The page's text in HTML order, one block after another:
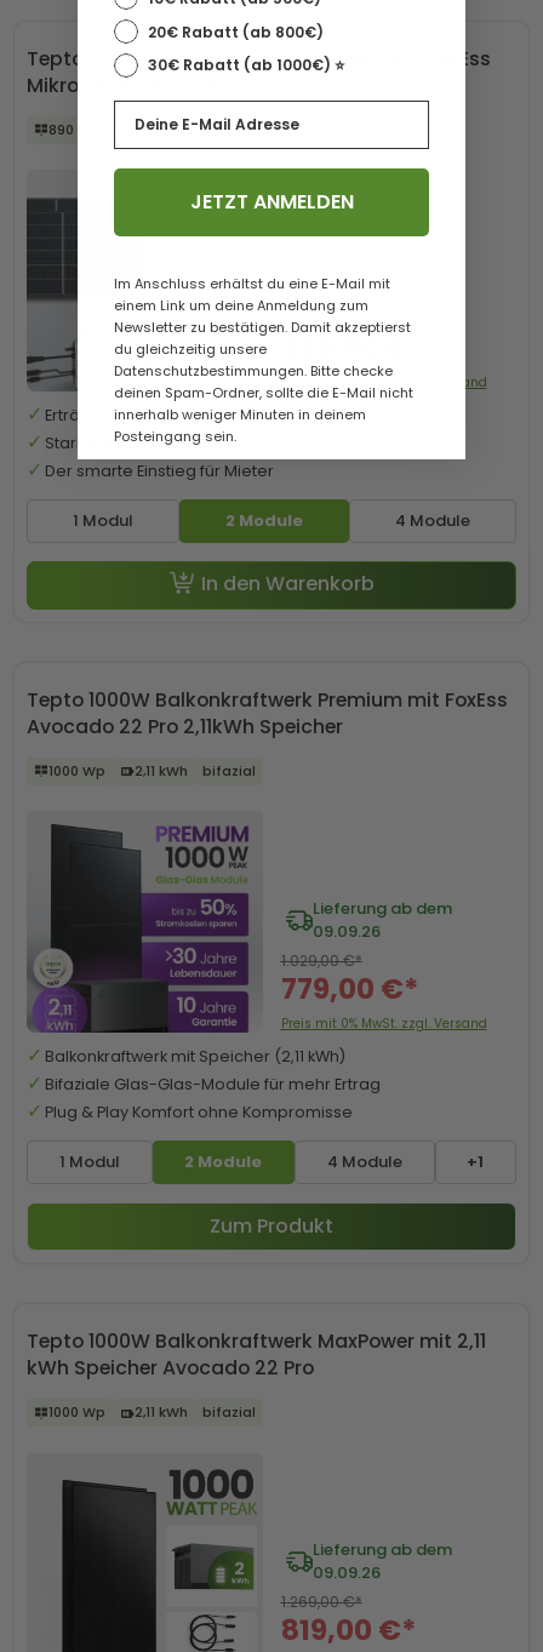
Tepto 930Wp Balkonkraftwerk Smart mit FoxEss
Mikrowechselrichter
890 Wp bifazial
1 Modul 2 Module 4 Module
Lieferzeit1-6 Werktage
349,00 €*
Preis mit 0% MwSt. zzgl. Versand
Erträge in Echtzeit sehen
Stark bei jedem Wetter
Der smarte Einstieg für Mieter
In den Warenkorb
Tepto 1000W Balkonkraftwerk Premium mit FoxEss
Avocado 22 Pro 2,11kWh Speicher
1000 Wp 2,11 kWh bifazial
1 Modul 2 Module 4 Module +1
Lieferung ab dem
09.09.26
779,00 €*
1.029,00 €*
Preis mit 0% MwSt. zzgl. Versand
Balkonkraftwerk mit Speicher (2,11 kWh)
Bifaziale Glas-Glas-Module für mehr Ertrag
Plug & Play Komfort ohne Kompromisse
Zum Produkt
Tepto 1000W Balkonkraftwerk MaxPower mit 2,11
kWh Speicher Avocado 22 Pro
1000 Wp 2,11 kWh bifazial
Lieferung ab dem
09.09.26
819,00 €*
1.269,00 €*
20€ Rabatt (ab 800€)
30€ Rabatt (ab 1000€) ⭐️
JETZT ANMELDEN
Im Anschluss erhältst du eine E-Mail mit
einem Link um deine Anmeldung zum
Newsletter zu bestätigen. Damit akzeptierst
du gleichzeitig unsere
Datenschutzbestimmungen. Bitte checke
deinen Spam-Ordner, sollte die E-Mail nicht
innerhalb weniger Minuten in deinem
Posteingang sein.